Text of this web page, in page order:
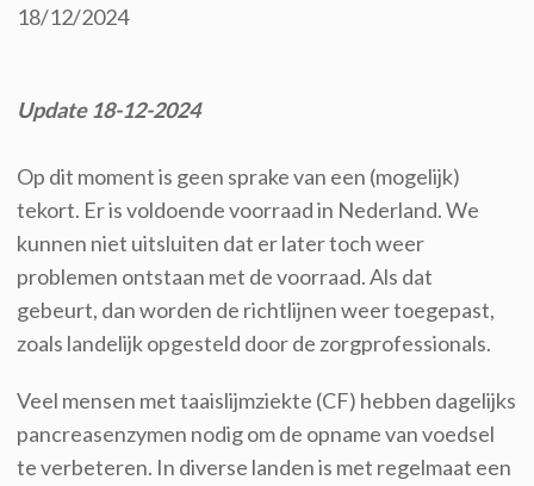
18/12/2024
Update 18-12-2024
Op dit moment is geen sprake van een (mogelijk)
tekort. Er is voldoende voorraad in Nederland. We
kunnen niet uitsluiten dat er later toch weer
problemen ontstaan met de voorraad. Als dat
gebeurt, dan worden de richtlijnen weer toegepast,
zoals landelijk opgesteld door de zorgprofessionals.
Veel mensen mettaaislijmziekte (CF) hebben dagelijks
pancreasenzymen nodig om de opname van voedsel
te verbeteren. In diverse landen is met regelmaat een